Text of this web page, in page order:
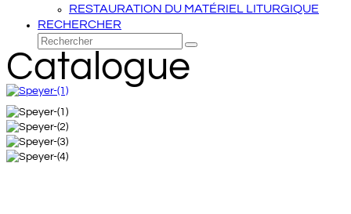
RESTAURATION DU MATÉRIEL LITURGIQUE
RECHERCHER
Rechercher
Envoyer
Catalogue